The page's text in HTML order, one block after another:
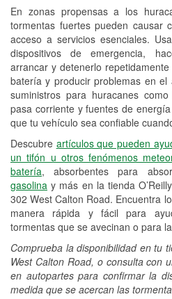
En zonas propensas a los
tormentas fuertes pueden causar
acceso a servicios esenciales.
dispositivos de emergencia,
arrancar y detenerlo
batería y producir problemas en el
suministros para huracanes
pasa corriente y fuentes de
que tu vehículo sea confiable
Descubre artículos que pueden
un tifón u otros fenómenos
batería, absorbentes para
gasolina y más en la tienda
302 West Calton Road. Encuentra
manera rápida y fácil para
tormentas que se avecinan o para
Comprueba la disponibilidad en tu
West Calton Road, o consulta con
en autopartes para confirmar la
medida que se acercan las
freno
Hurricane Supplies
Tornado Supplies
Conoce más
Idiomas
Español